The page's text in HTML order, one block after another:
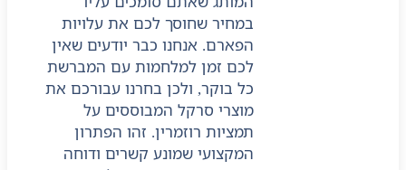
במחיר שחוסך לכם את עלויות
הפארם. אנחנו כבר יודעים שאין
לכם זמן למלחמות עם המברשת
כל בוקר, ולכן בחרנו עבורכם את
מוצרי סרקל המבוססים על
תמציות רוזמרין. זהו הפתרון
המקצועי שמונע קשרים ודוחה